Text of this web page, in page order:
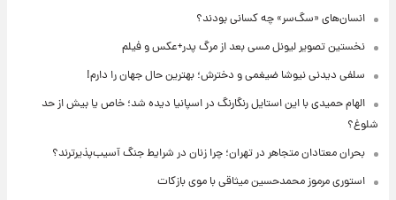
انسان‌های «سگ‌سر» چه کسانی بودند؟
نخستین تصویر لیونل مسی بعد از مرگ پدر+عکس و فیلم
سلفی دیدنی نیوشا ضیغمی و دخترش؛ بهترین حال جهان را دارم!
الهام حمیدی با این استایل رنگارنگ در اسپانیا دیده شد؛ خاص یا بیش از حد
شلوغ؟
بحران معتادان متجاهر در تهران؛ چرا زنان در شرایط جنگ آسیب‌پذیرترند؟
استوری مرموز محمدحسین میثاقی با موی بازکات